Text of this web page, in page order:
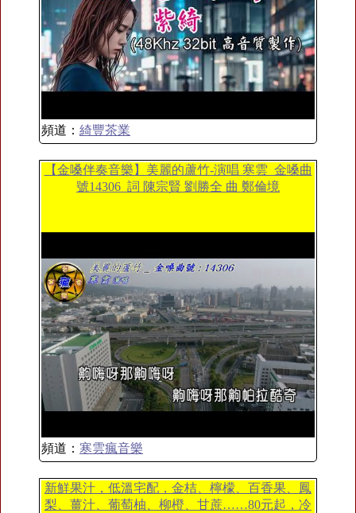
頻道： 綺豐茶業
【金嗓伴奏音樂】美麗的蘆竹-演唱 寒雲_金嗓曲
號14306_詞 陳宗賢 劉勝全 曲 鄭倫境
頻道： 寒雲瘋音樂
新鮮果汁，低溫宅配，金桔、檸檬、百香果、鳳
梨、薑汁、葡萄柚、柳橙、甘蔗……80元起，冷